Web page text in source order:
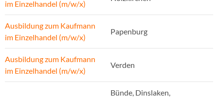
im Einzelhandel (m/w/x)
Ausbildung zum Kaufmann
im Einzelhandel (m/w/x)
Papenburg
Ausbildung zum Kaufmann
im Einzelhandel (m/w/x)
Verden
Bünde, Dinslaken,